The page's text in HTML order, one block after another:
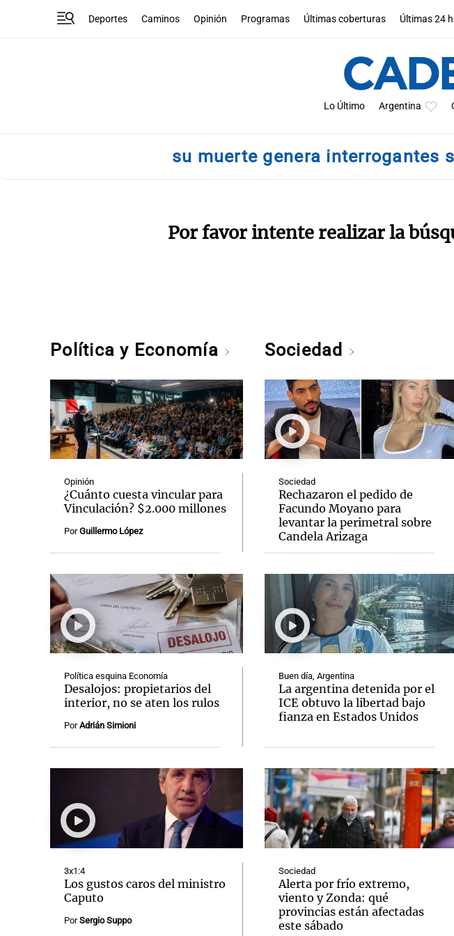
Deportes Caminos Opinión Programas Últimas coberturas Últimas 24 h
Lo Último Argentina
su muerte genera interrogantes
Por favor intente realizar la
Política y Economía
Opinión
¿Cuánto cuesta vincular para
Vinculación? $2.000 millones
PorGuillermo López
Política esquina Economía
Desalojos: propietarios del
interior, no se aten los rulos
PorAdrián Simioni
3x1:4
Los gustos caros del ministro
Caputo
PorSergio Suppo
Sociedad
Sociedad
Rechazaron el pedido de
Facundo Moyano para
levantar la perimetral sobre
Candela Arizaga
Buen día, Argentina
La argentina detenida por el
ICE obtuvo la libertad bajo
fianza en Estados Unidos
Sociedad
Alerta por frío extremo,
viento y Zonda: qué
provincias están afectadas
este sábado
Notas
El